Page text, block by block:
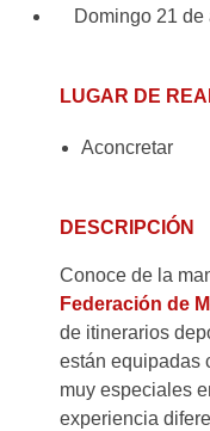
Domingo 21 de
LUGAR DE
Aconcretar
DESCRIPCIÓN
Conoce de la
Federación de
de itinerarios
están equipadas
muy especiales
experiencia